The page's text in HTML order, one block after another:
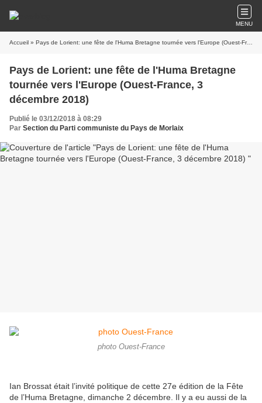
MENU
Accueil » Pays de Lorient: une fête de l'Huma Bretagne tournée vers l'Europe (Ouest-France, 3 décembre 2018)
Pays de Lorient: une fête de l'Huma Bretagne
tournée vers l'Europe (Ouest-France, 3
décembre 2018)
Publié le 03/12/2018 à 08:29
Par Section du Parti communiste du Pays de Morlaix
photo Ouest-France
Ian Brossat était l’invité politique de cette 27e édition de la Fête
de l’Huma Bretagne, dimanche 2 décembre. Il y a eu aussi de la